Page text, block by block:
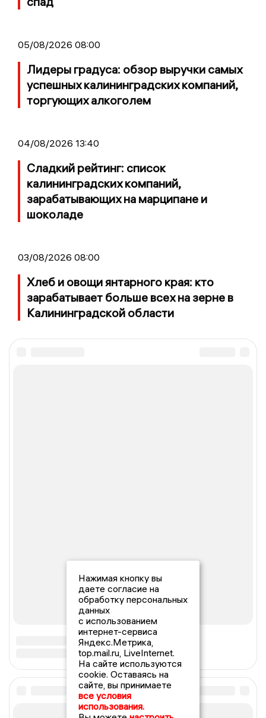
05/08/2026 08:00
Лидеры градуса: обзор выручки самых
успешных калининградских компаний,
торгующих алкоголем
04/08/2026 13:40
Сладкий рейтинг: список
калининградских компаний,
зарабатывающих на марципане и
шоколаде
03/08/2026 08:00
Хлеб и овощи янтарного края: кто
зарабатывает больше всех на зерне в
Калининградской области
Нажимая кнопку вы
даете согласие на
обработку персональных
данных
с использованием
интернет-сервиса
Яндекс.Метрика,
top.mail.ru, LiveInternet.
На сайте используются
cookie. Оставаясь на
сайте, вы принимаете
все условия
использования.